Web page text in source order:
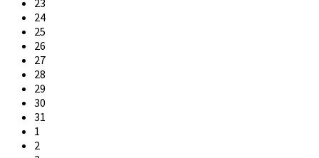
24
25
26
27
28
29
30
31
1
2